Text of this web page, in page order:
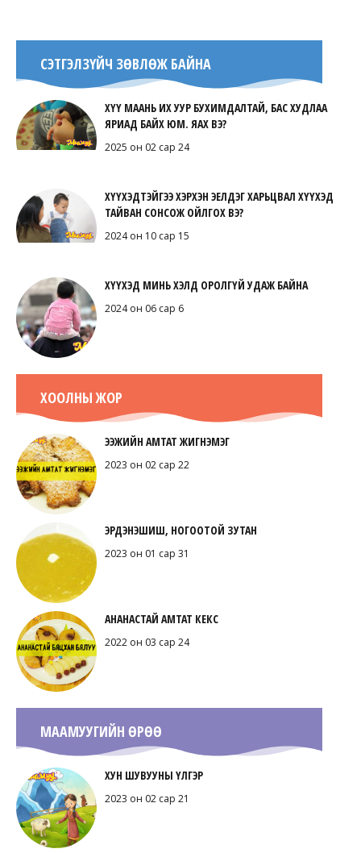
СЭТГЭЛЗҮЙЧ ЗӨВЛӨЖ БАЙНА
ХҮҮ МААНЬ ИХ УУР БУХИМДАЛТАЙ, БАС ХУДЛАА
ЯРИАД БАЙХ ЮМ. ЯАХ ВЭ?
2025 он 02 сар 24
ХҮҮХЭДТЭЙГЭЭ ХЭРХЭН ЭЕЛДЭГ ХАРЬЦВАЛ ХҮҮХЭД
ТАЙВАН СОНСОЖ ОЙЛГОХ ВЭ?
2024 он 10 сар 15
ХҮҮХЭД МИНЬ ХЭЛД ОРОЛГҮЙ УДАЖ БАЙНА
2024 он 06 сар 6
ХООЛНЫ ЖОР
ЭЭЖИЙН АМТАТ ЖИГНЭМЭГ
2023 он 02 сар 22
ЭРДЭНЭШИШ, НОГООТОЙ ЗУТАН
2023 он 01 сар 31
АНАНАСТАЙ АМТАТ КЕКС
2022 он 03 сар 24
МААМУУГИЙН ӨРӨӨ
ХУН ШУВУУНЫ ҮЛГЭР
2023 он 02 сар 21